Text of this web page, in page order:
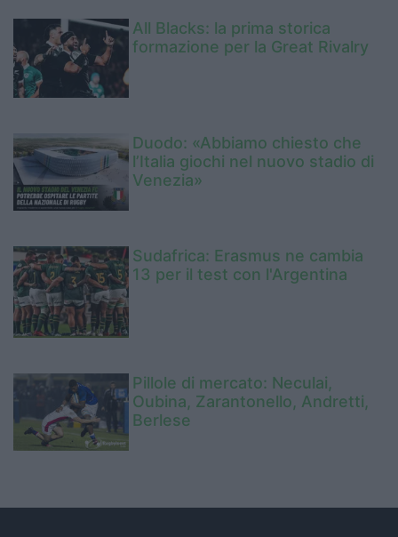
All Blacks: la prima storica
formazione per la Great Rivalry
Duodo: «Abbiamo chiesto che
l’Italia giochi nel nuovo stadio di
Venezia»
Sudafrica: Erasmus ne cambia
13 per il test con l'Argentina
Pillole di mercato: Neculai,
Oubina, Zarantonello, Andretti,
Berlese